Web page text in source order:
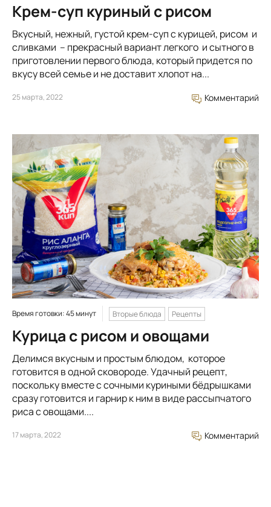
Крем-суп куриный с рисом
Вкусный, нежный, густой крем-суп с курицей, рисом и
сливками – прекрасный вариант легкого и сытного в
приготовлении первого блюда, который придется по
вкусу всей семье и не доставит хлопот на...
25 марта, 2022 Комментарий
Время готовки: 45 минут Вторые блюда Рецепты
Курица с рисом и овощами
Делимся вкусным и простым блюдом, которое
готовится в одной сковороде. Удачный рецепт,
поскольку вместе с сочными куриными бёдрышками
сразу готовится и гарнир к ним в виде рассыпчатого
риса с овощами....
17 марта, 2022 Комментарий